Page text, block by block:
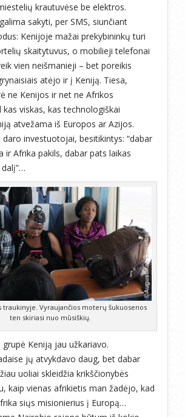
krautuvėse be elektros.
sakyti, per SMS, siunčiant
Kenijoje mažai prekybininkų turi
skaitytuvus, o mobilieji telefonai
vien neišmanieji – bet poreikis
atėjo ir į Keniją. Tiesa,
ne Kenijos ir net ne Afrikos
kas viskas, kas technologiškai
atvežama iš Europos ar Azijos.
daro investuotojai, besitikintys: “dabar
ir Afrika pakils, dabar pats laikas
traukinyje. Vyraujančios moterų šukuosenos
ten skiriasi nuo mūsiškių.
Keniją jau užkariavo.
jų atvykdavo daug, bet dabar
uoliai skleidžia krikščionybės
kaip vienas afrikietis man žadėjo, kad
siųs misionierius į Europą…